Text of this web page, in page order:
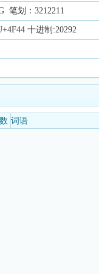
笔划：3212211
十进制:20292
词语